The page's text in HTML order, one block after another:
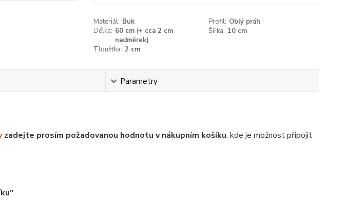
Materiál: Buk Profil: Oblý práh
Délka: 60 cm (+ cca 2 cm
nadměrek)
Šířka: 10 cm
Tloušťka: 2 cm
Parametry
zadejte prosím požadovanou hodnotu v nákupním košíku, kde je možnost připojit